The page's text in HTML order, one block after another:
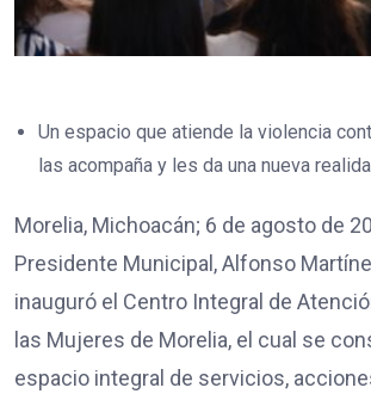
Un espacio que atiende la violencia
las acompaña y les da una nueva
Morelia, Michoacán; 6 de agosto de
Presidente Municipal, Alfonso
inauguró el Centro Integral de
las Mujeres de Morelia, el cual se
espacio integral de servicios,